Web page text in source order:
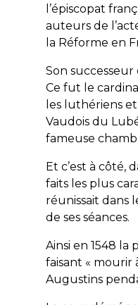
l’épiscopat
auteurs de
la Réforme en
Son
Ce fut le
les luthériens
Vaudois du
fameuse
Et c’est à côté,
faits les plus
réunissait dans
de ses séances.
Ainsi en 1548 la
faisant « mourir
Augustins